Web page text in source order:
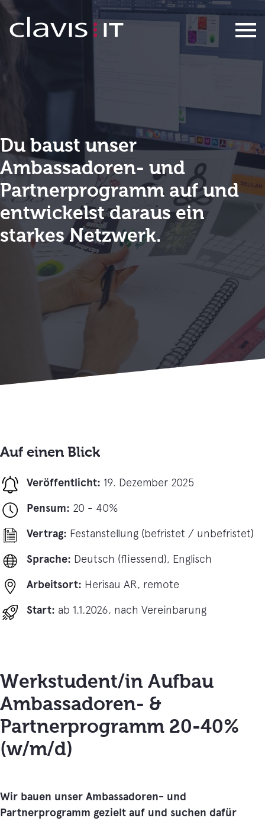
Werkstudent/in Aufbau
Du baust unser
Ambassadoren- und
Partnerprogramm auf und
entwickelst daraus ein
starkes Netzwerk.
Werkstudent/in Aufbau
Ambassadoren- &
Partnerprogramm 20-40%
(w/m/d)
Wir bauen unser Ambassadoren- und
Partnerprogramm gezielt auf und suchen dafür
Auf einen Blick
Veröffentlicht: 19. Dezember 2025
Pensum: 20 - 40%
Vertrag: Festanstellung (befristet / unbefristet)
Sprache: Deutsch (fliessend), Englisch
Arbeitsort: Herisau AR, remote
Start: ab 1.1.2026, nach Vereinbarung